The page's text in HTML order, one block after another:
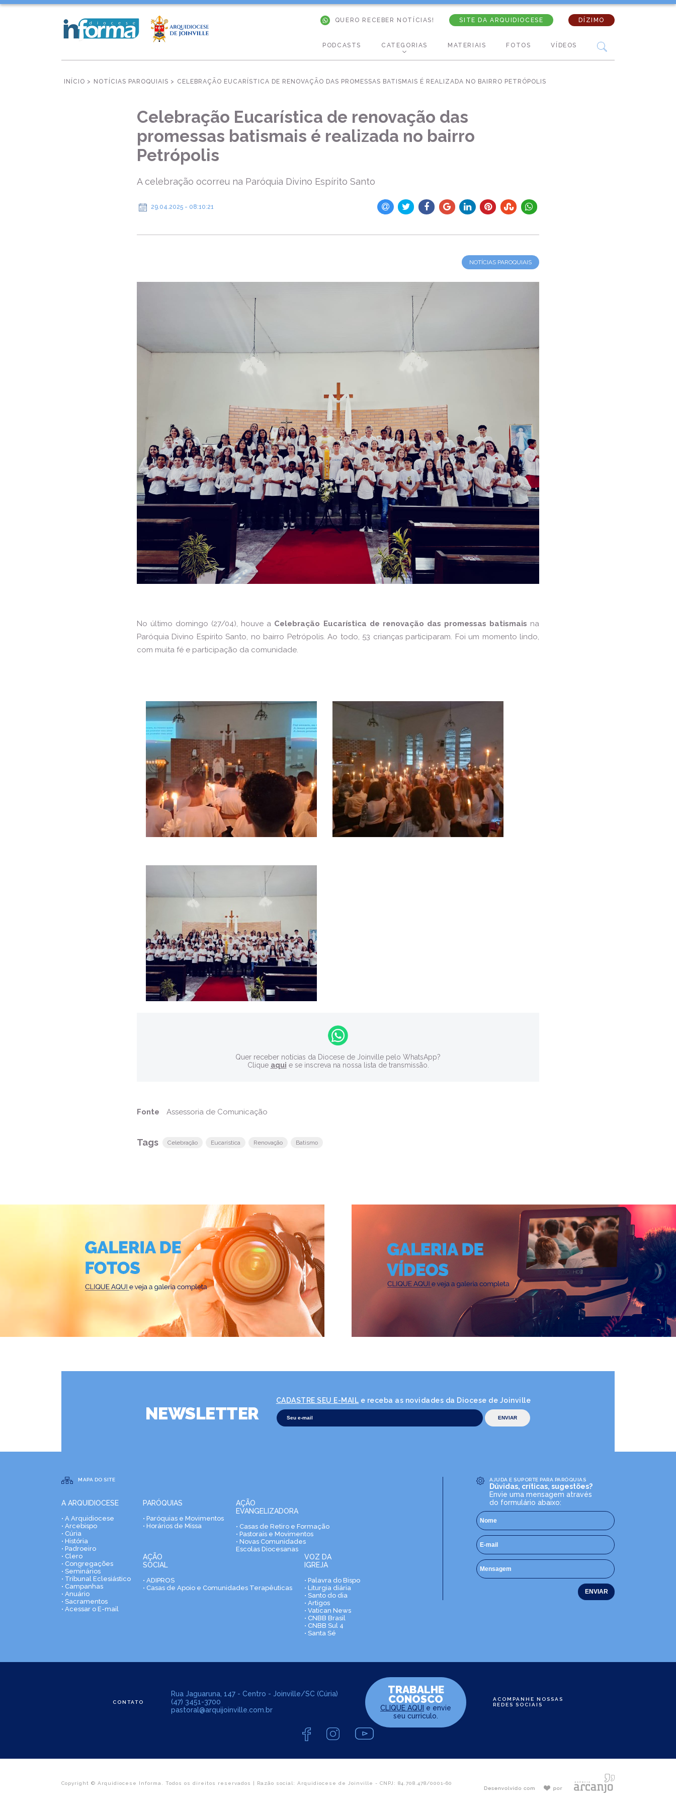
DÍZIMO
SITE DA ARQUIDIOCESE
QUERO RECEBER NOTÍCIAS!
VÍDEOS
FOTOS
MATERIAIS
CATEGORIAS
PODCASTS
INÍCIO > NOTÍCIAS PAROQUIAIS > CELEBRAÇÃO EUCARÍSTICA DE RENOVAÇÃO DAS PROMESSAS BATISMAIS É REALIZADA NO BAIRRO PETRÓPOLIS
Celebração Eucarística de renovação das
promessas batismais é realizada no bairro
Petrópolis
A celebração ocorreu na Paróquia Divino Espírito Santo
29.04.2025 - 08:10:21
NOTÍCIAS PAROQUIAIS
No último domingo (27/04), houve a Celebração Eucarística de renovação das promessas batismais na
Paróquia Divino Espírito Santo, no bairro Petrópolis. Ao todo, 53 crianças participaram. Foi um momento lindo,
com muita fé e participação da comunidade.
Quer receber notícias da Diocese de Joinville pelo WhatsApp?
Clique aqui e se inscreva na nossa lista de transmissão.
Fonte Assessoria de Comunicação
Tags Celebração Eucarística Renovação Batismo
NEWSLETTER
CADASTRE SEU E-MAIL e receba as novidades da Diocese de Joinville
MAPA DO SITE
A ARQUIDIOCESE
• A Arquidiocese
• Arcebispo
• Cúria
• História
• Padroeiro
• Clero
• Congregações
• Seminários
• Tribunal Eclesiástico
• Campanhas
• Anuário
• Sacramentos
• Acessar o E-mail
PARÓQUIAS
• Paróquias e Movimentos
• Horários de Missa
AÇÃO
EVANGELIZADORA
• Casas de Retiro e Formação
• Pastorais e Movimentos
• Novas Comunidades
Escolas Diocesanas
AÇÃO
SOCIAL
• ADIPROS
• Casas de Apoio e Comunidades Terapêuticas
VOZ DA
IGREJA
• Palavra do Bispo
• Liturgia diária
• Santo do dia
• Artigos
• Vatican News
• CNBB Brasil
• CNBB Sul 4
• Santa Sé
AJUDA E SUPORTE PARA PARÓQUIAS
Dúvidas, críticas, sugestões?
Envie uma mensagem através
do formulário abaixo:
CONTATO
Rua Jaguaruna, 147 - Centro - Joinville/SC (Cúria)
(47) 3451-3700
pastoral@arquijoinville.com.br
TRABALHE
CONOSCO
CLIQUE AQUI e envie
seu curriculo.
ACOMPANHE NOSSAS
REDES SOCIAIS
Copyright © Arquidiocese Informa. Todos os direitos reservados | Razão social: Arquidiocese de Joinville - CNPJ: 84.708.478/0001-60